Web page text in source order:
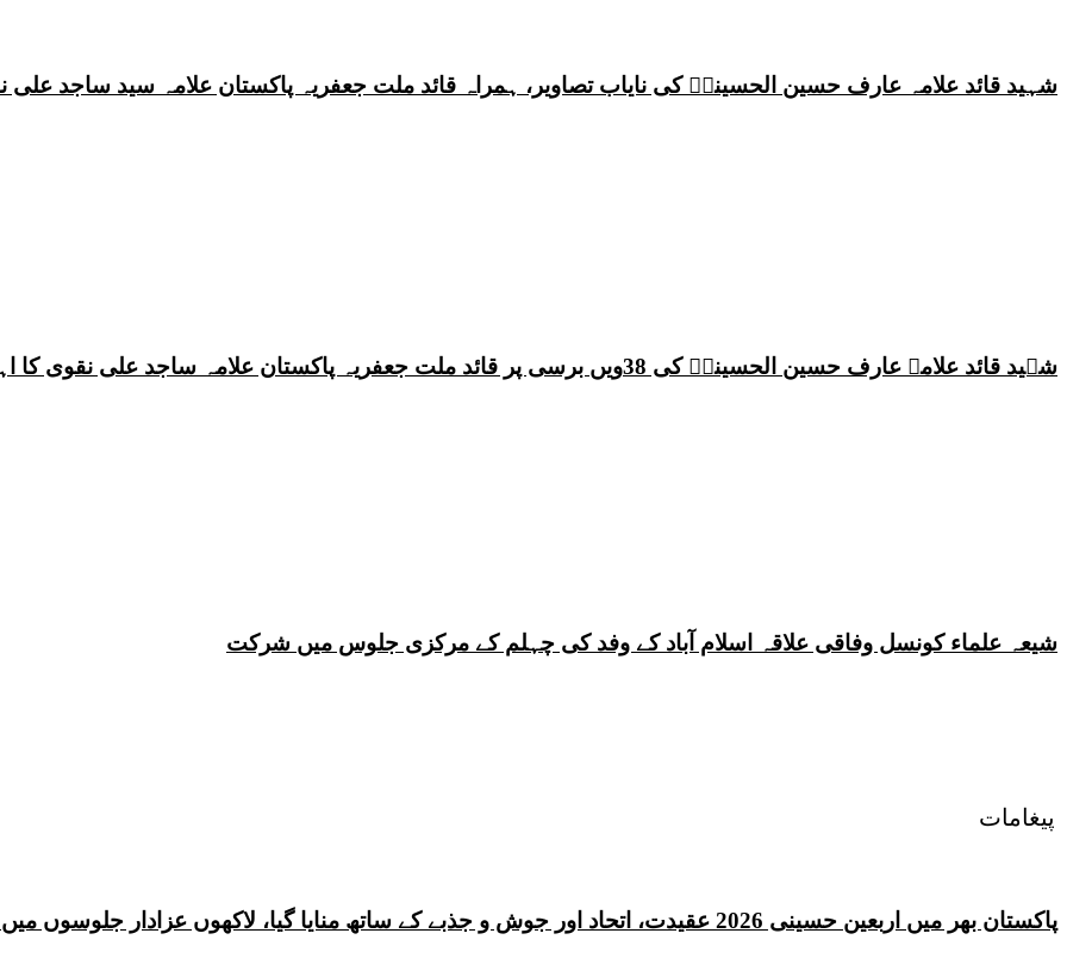
پیغامات
شہید قائد علامہ عارف حسین الحسینیؒ کی نایاب تصاویر، ہمراہ قائد ملت جعفریہ پاکستان علامہ سید ساجد علی
شہید قائد علامہ عارف حسین الحسینیؒ کی 38ویں برسی پر قائد ملت جعفریہ پاکستان علامہ ساجد علی نقوی کا اہم پیغام
شیعہ علماء کونسل وفاقی علاقہ اسلام آباد کے وفد کی چہلم کے مرکزی جلوس میں شرکت
پاکستان بھر میں اربعین حسینی 2026 عقیدت، اتحاد اور جوش و جذبے کے ساتھ منایا گیا، لاکھوں عزادار جلوسوں میں شریک